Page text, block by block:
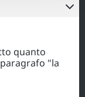
quanto
"la